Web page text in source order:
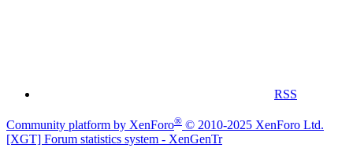
RSS
Community platform by XenForo® © 2010-2025 XenForo Ltd.
[XGT] Forum statistics system - XenGenTr